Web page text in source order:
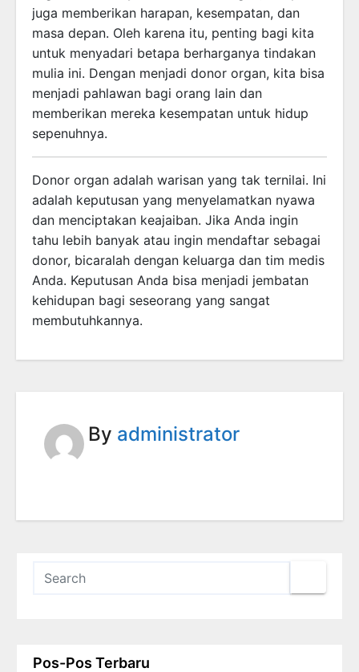
juga memberikan harapan, kesempatan, dan
masa depan. Oleh karena itu, penting bagi kita
untuk menyadari betapa berharganya tindakan
mulia ini. Dengan menjadi donor organ, kita bisa
menjadi pahlawan bagi orang lain dan
memberikan mereka kesempatan untuk hidup
sepenuhnya.
Donor organ adalah warisan yang tak ternilai. Ini
adalah keputusan yang menyelamatkan nyawa
dan menciptakan keajaiban. Jika Anda ingin
tahu lebih banyak atau ingin mendaftar sebagai
donor, bicaralah dengan keluarga dan tim medis
Anda. Keputusan Anda bisa menjadi jembatan
kehidupan bagi seseorang yang sangat
membutuhkannya.
By administrator
Pos-Pos Terbaru